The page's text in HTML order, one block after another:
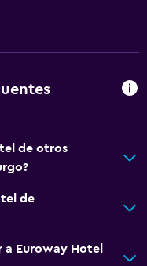
de otros
de
a Euroway Hotel